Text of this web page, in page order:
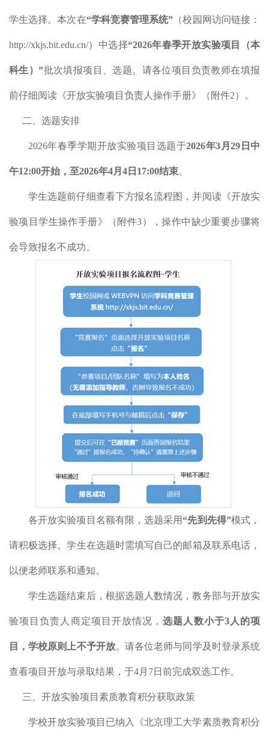
学生选择。本次在“学科竞赛管理系统” （校园网访问链接：
http://xkjs.bit.edu.cn/）中选择“2026年春季开放实验项目（本
科生）”批次填报项目、选题。请各位项目负责教师在填报
前仔细阅读《开放实验项目负责人操作手册》（附件2）。
二、选题安排
2026年春季学期开放实验项目选题于2026年3 月29 日中
午12:00开始，至2026年4月 4 日 17:00结束。
学生选题前仔细查看下方报名流程图，并阅读《开放实
验项目学生操作手册》（附件3），操作中缺少重要步骤将
会导致报名不成功。
各开放实验项目名额有限，选题采用“先到先得”模式，
请积极选择。学生在选题时需填写自己的邮箱及联系电话，
以便老师联系和通知。
学生选题结束后，根据选题人数情况，教务部与开放实
验项目负责人商定项目开放情况，选题人数小于3人的项
目，学校原则上不予开放。请各位老师与同学及时登录系统
查看项目开放与录取结果，于4月 7日前完成双选工作。
三、开放实验项目素质教育积分获取政策
学校开放实验项目已纳入《北京理工大学素质教育积分